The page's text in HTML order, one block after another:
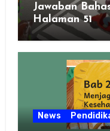
Jawaban
Halaman 51
News